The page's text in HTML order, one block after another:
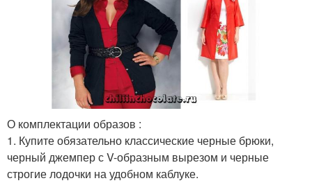
О комплектации образов :
1. Купите обязательно классические черные брюки,
черный джемпер с V-образным вырезом и черные
строгие лодочки на удобном каблуке.